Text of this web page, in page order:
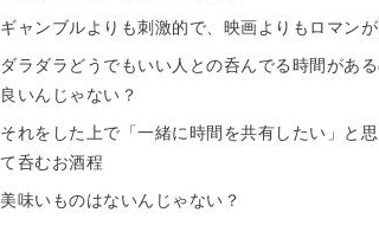
ギャンブルよりも刺激的で、映画よりもロマン
ダラダラどうでもいい人との呑んでる時間があ
良いんじゃない？
それをした上で「一緒に時間を共有したい」と
て呑むお酒程
美味いものはないんじゃない？